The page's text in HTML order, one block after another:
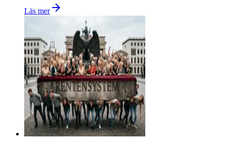
Läs mer